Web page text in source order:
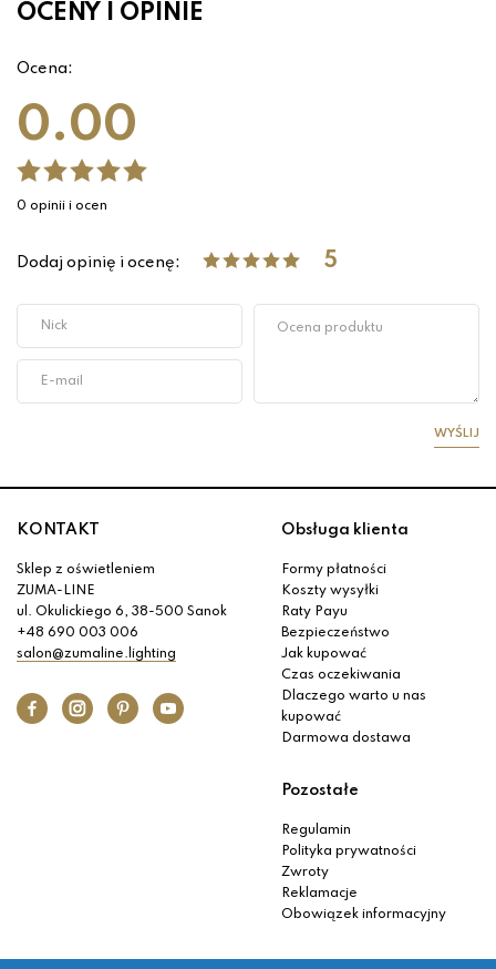
OCENY I OPINIE
Ocena:
0.00
0 opinii i ocen
Dodaj opinię i ocenę: 5
WYŚLIJ
KONTAKT
Sklep z oświetleniem
ZUMA-LINE
ul. Okulickiego 6, 38-500 Sanok
+48 690 003 006
salon@zumaline.lighting
Obsługa klienta
Formy płatności
Koszty wysyłki
Raty Payu
Bezpieczeństwo
Jak kupować
Czas oczekiwania
Dlaczego warto u nas
kupować
Darmowa dostawa
Pozostałe
Regulamin
Polityka prywatności
Zwroty
Reklamacje
Obowiązek informacyjny